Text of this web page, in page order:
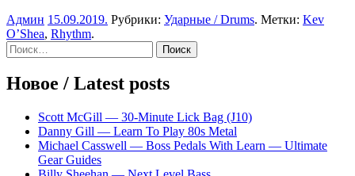
Админ 15.09.2019. Рубрики: Ударные / Drums. Метки: Kev
O’Shea, Rhythm.
Sidebar
Найти:
Новое / Latest posts
Scott McGill — 30-Minute Lick Bag (J10)
Danny Gill — Learn To Play 80s Metal
Michael Casswell — Boss Pedals With Learn — Ultimate
Gear Guides